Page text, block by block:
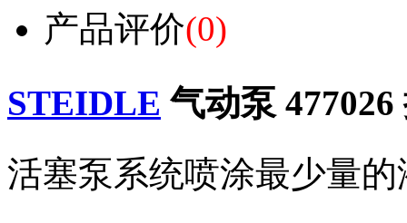
产品评价(0)
STEIDLE 气动泵 477026
活塞泵系统喷涂最少量的